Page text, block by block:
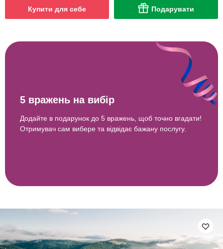
Купити для себе Подарувати
5 вражень на вибір
Додайте в подарунок до 5 вражень, щоб точно вгадати!
Отримувач сам вибере та відвідає бажану послугу.